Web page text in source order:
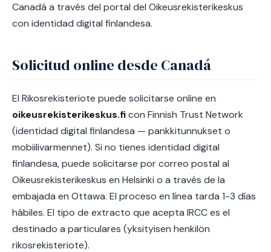
Canadá a través del portal del Oikeusrekisterikeskus
con identidad digital finlandesa.
Solicitud online desde Canadá
El Rikosrekisteriote puede solicitarse online en
oikeusrekisterikeskus.ficon Finnish Trust Network
(identidad digital finlandesa — pankkitunnukset o
mobiilivarmennet). Si no tienes identidad digital
finlandesa, puede solicitarse por correo postal al
Oikeusrekisterikeskus en Helsinki o a través de la
embajada en Ottawa. El proceso en línea tarda 1-3 días
hábiles. El tipo de extracto que acepta IRCC es el
destinado a particulares (yksityisen henkilön
rikosrekisteriote).